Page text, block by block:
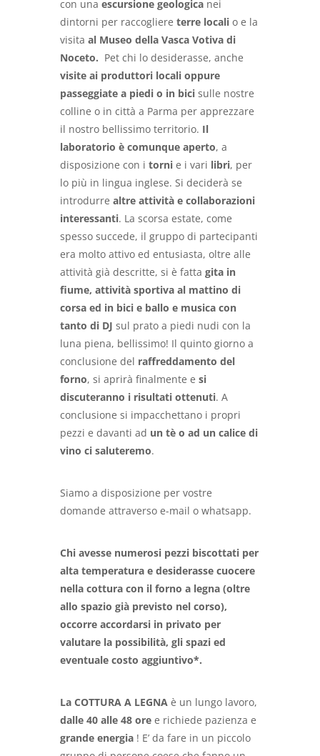
con una escursione geologica nei
dintorni per raccogliere terre locali o e la
visita al Museo della Vasca Votiva di
Noceto. Pet chi lo desiderasse, anche
visite ai produttori locali oppure
passeggiate a piedi o in bici sulle nostre
colline o in città a Parma per apprezzare
il nostro bellissimo territorio. Il
laboratorio è comunque aperto, a
disposizione con i torni e i vari libri, per
lo più in lingua inglese. Si deciderà se
introdurre altre attività e collaborazioni
interessanti. La scorsa estate, come
spesso succede, il gruppo di partecipanti
era molto attivo ed entusiasta, oltre alle
attività già descritte, si è fatta gita in
fiume, attività sportiva al mattino di
corsa ed in bici e ballo e musica con
tanto di DJ sul prato a piedi nudi con la
luna piena, bellissimo! Il quinto giorno a
conclusione del raffreddamento del
forno, si aprirà finalmente e si
discuteranno i risultati ottenuti. A
conclusione si impacchettano i propri
pezzi e davanti ad un tè o ad un calice di
vino ci saluteremo.
Siamo a disposizione per vostre
domande attraverso e-mail o whatsapp.
Chi avesse numerosi pezzi biscottati per
alta temperatura e desiderasse cuocere
nella cottura con il forno a legna (oltre
allo spazio già previsto nel corso),
occorre accordarsi in privato per
valutare la possibilità, gli spazi ed
eventuale costo aggiuntivo*.
La COTTURA A LEGNA è un lungo lavoro,
dalle 40 alle 48 ore e richiede pazienza e
grande energia ! E’ da fare in un piccolo